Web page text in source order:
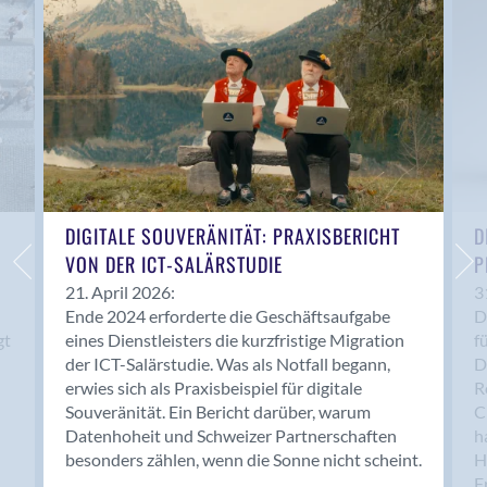
Anwil
Appenzell
Au SG
Baar
Baden
Balsthal
Balzers
Basel
Bassersdorf
Belp
Bendern
Benken (SG)
Bergdietikon
Berlin
Bern
Bern - Liebefeld
DIGITALE SOUVERÄNITÄT: PRAXISBERICHT
VON DER ICT-SALÄRSTUDIE
21. April 2026:
Ende 2024 erforderte die Geschäftsaufgabe
eines Dienstleisters die kurzfristige Migration
der ICT-Salärstudie. Was als Notfall begann,
erwies sich als Praxisbeispiel für digitale
Souveränität. Ein Bericht darüber, warum
Datenhoheit und Schweizer Partnerschaften
besonders zählen, wenn die Sonne nicht scheint.